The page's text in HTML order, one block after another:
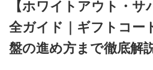
【ホワイトアウト・
全ガイド｜ギフトコー
盤の進め方まで徹底解